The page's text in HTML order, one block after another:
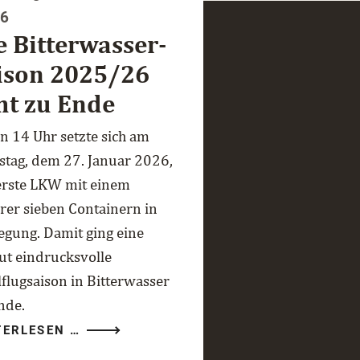
Bitterwasser-
2025/26
zu Ende
14 Uhr setzte sich am
dem 27. Januar 2026,
LKW mit einem
sieben Containern in
Damit ging eine
eindrucksvolle
in Bitterwasser
… BITTERWASSER-